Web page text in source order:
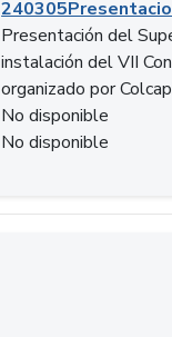
Presentación del
instalación del VII
organizado por
No disponible
No disponible